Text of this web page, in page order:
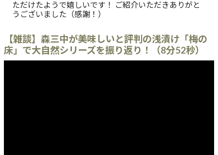
ただけたようで嬉しいです！ ご紹介いただきありがと
うございました（感謝！）
【雑談】森三中が美味しいと評判の浅漬け「梅の
床」で大自然シリーズを振り返り！（8分52秒）